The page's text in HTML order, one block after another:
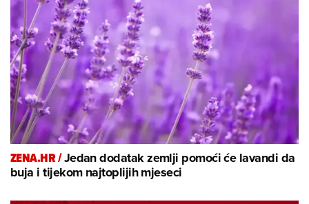
ZENA.HR /Jedan dodatak zemlji pomoći će lavandi da
buja i tijekom najtoplijih mjeseci